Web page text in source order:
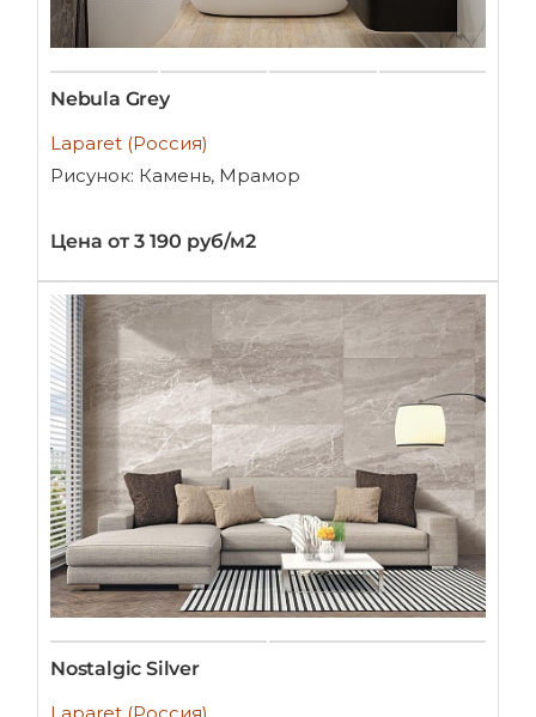
Nebula Grey
Laparet (Россия)
Рисунок: Камень, Мрамор
Цена от 3 190 руб/м2
Nostalgic Silver